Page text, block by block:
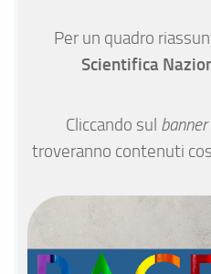
Per un quadro
Scientifica
Cliccando sul banner
troveranno contenuti